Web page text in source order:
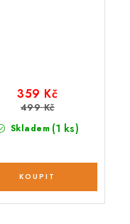
Skladem (1 ks)
359 Kč
499 Kč